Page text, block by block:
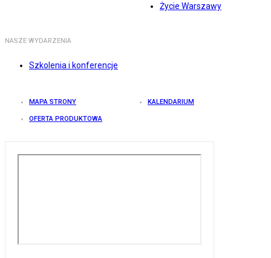
Życie Warszawy
NASZE WYDARZENIA
Szkolenia i konferencje
MAPA STRONY KALENDARIUM
OFERTA PRODUKTOWA